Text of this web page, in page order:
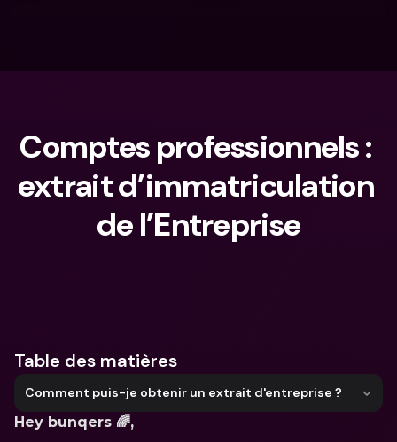
Comptes professionnels :
extrait d’immatriculation
de l’Entreprise
Table des matières
Comment puis-je obtenir un extrait d'entreprise ?
Hey bunqers 🌈,